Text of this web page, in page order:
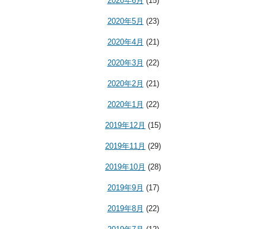
2020年5月 (23)
2020年4月 (21)
2020年3月 (22)
2020年2月 (21)
2020年1月 (22)
2019年12月 (15)
2019年11月 (29)
2019年10月 (28)
2019年9月 (17)
2019年8月 (22)